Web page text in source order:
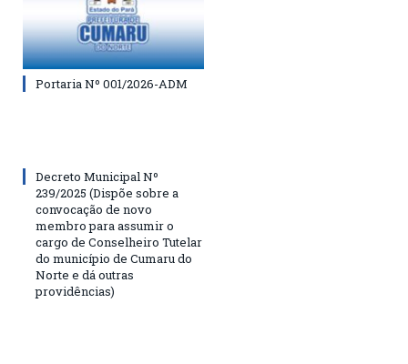
Portaria Nº 001/2026-ADM
Decreto Municipal Nº
239/2025 (Dispõe sobre a
convocação de novo
membro para assumir o
cargo de Conselheiro Tutelar
do município de Cumaru do
Norte e dá outras
providências)